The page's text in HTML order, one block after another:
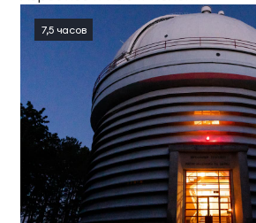
7,5 часов